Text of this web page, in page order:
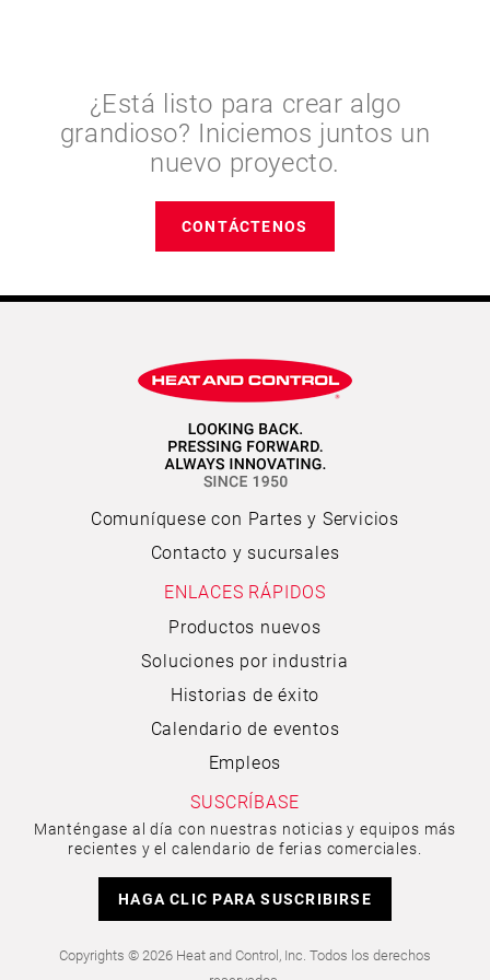
¿Está listo para crear algo
grandioso? Iniciemos juntos un
nuevo proyecto.
CONTÁCTENOS
Comuníquese con Partes y Servicios
Contacto y sucursales
ENLACES RÁPIDOS
Productos nuevos
Soluciones por industria
Historias de éxito
Calendario de eventos
Empleos
SUSCRÍBASE
Manténgase al día con nuestras noticias y equipos más
recientes y el calendario de ferias comerciales.
HAGA CLIC PARA SUSCRIBIRSE
Copyrights © 2026 Heat and Control, Inc. Todos los derechos